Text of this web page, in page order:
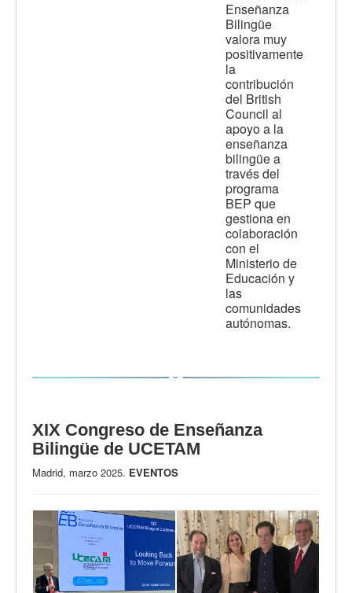
Enseñanza
Bilingüe
valora muy
positivamente
la
contribución
del British
Council al
apoyo a la
enseñanza
bilingüe a
través del
programa
BEP que
gestiona en
colaboración
con el
Ministerio de
Educación y
las
comunidades
autónomas.
XIX Congreso de Enseñanza
Bilingüe de UCETAM
Madrid, marzo 2025. EVENTOS